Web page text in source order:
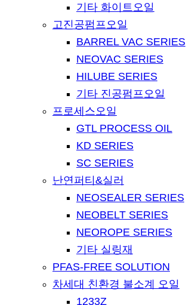
기타 화이트오일
고진공펌프오일
BARREL VAC SERIES
NEOVAC SERIES
HILUBE SERIES
기타 진공펌프오일
프로세스오일
GTL PROCESS OIL
KD SERIES
SC SERIES
난연퍼티&실러
NEOSEALER SERIES
NEOBELT SERIES
NEOROPE SERIES
기타 실링재
PFAS-FREE SOLUTION
차세대 친환경 불소계 오일
1233Z